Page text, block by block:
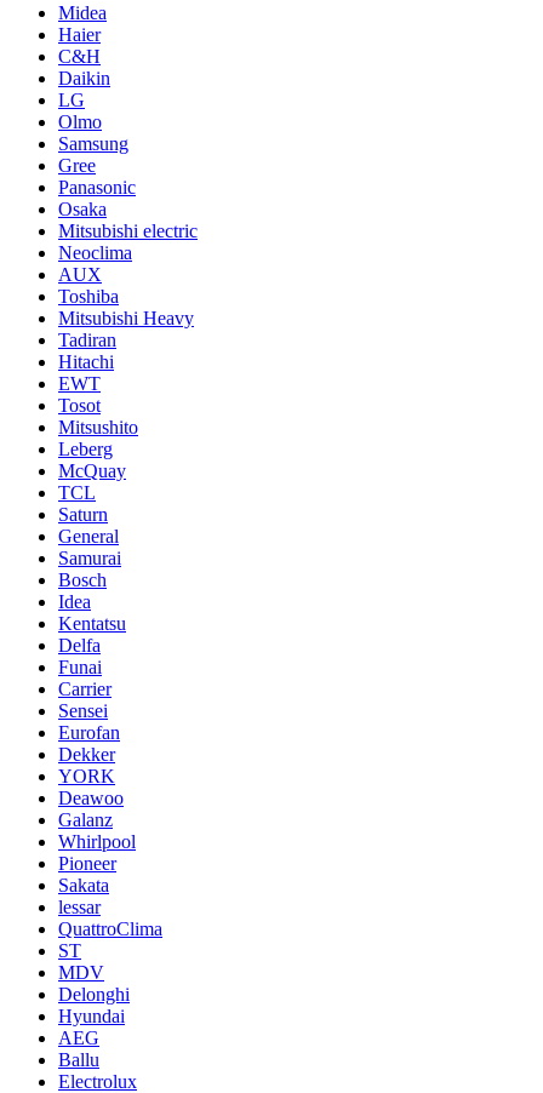
Midea
Haier
С&H
Daikin
LG
Olmo
Samsung
Gree
Panasonic
Osaka
Mitsubishi electric
Neoclima
AUX
Toshiba
Mitsubishi Heavy
Tadiran
Hitachi
EWT
Tosot
Mitsushito
Leberg
McQuay
TCL
Saturn
General
Samurai
Bosch
Idea
Kentatsu
Delfa
Funai
Carrier
Sensei
Eurofan
Dekker
YORK
Deawoo
Galanz
Whirlpool
Pioneer
Sakata
lessar
QuattroClima
ST
MDV
Delonghi
Hyundai
AEG
Ballu
Electrolux